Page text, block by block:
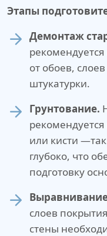
Этапы
Демонтаж
от обоев,
штукатурки.
Грунтование.
или кисти
глубоко, что
подготовку
слоев
стены